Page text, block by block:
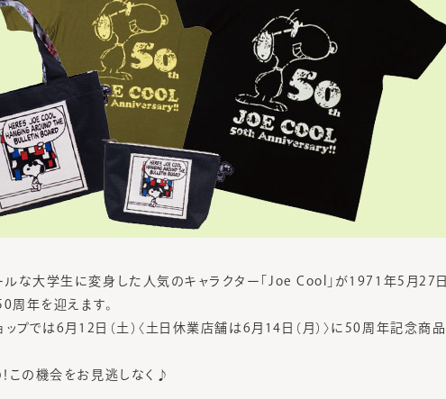
な大学生に変身した人気のキャラクター「Joe Cool」が1971年5月27日
周年を迎えます。
プでは6月12日（土）〈土日休業店舗は6月14日（月）〉に50周年記念商品
この機会をお見逃しなく♪